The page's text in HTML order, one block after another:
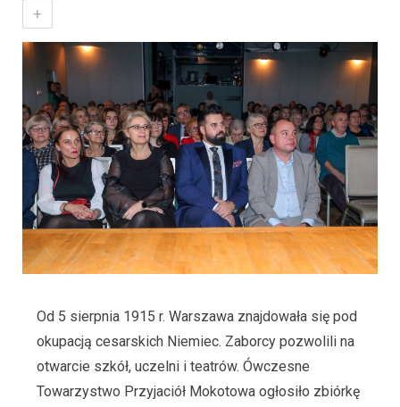
+
Od 5 sierpnia 1915 r. Warszawa znajdowała się pod
okupacją cesarskich Niemiec. Zaborcy pozwolili na
otwarcie szkół, uczelni i teatrów. Ówczesne
Towarzystwo Przyjaciół Mokotowa ogłosiło zbiórkę